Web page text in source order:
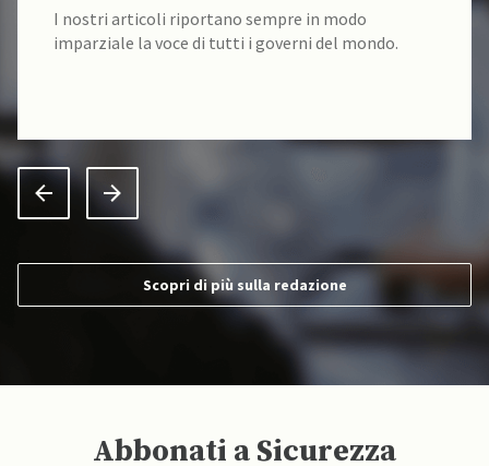
I nostri articoli riportano sempre in modo
imparziale la voce di tutti i governi del mondo.
Scopri di più sulla redazione
Abbonati a Sicurezza